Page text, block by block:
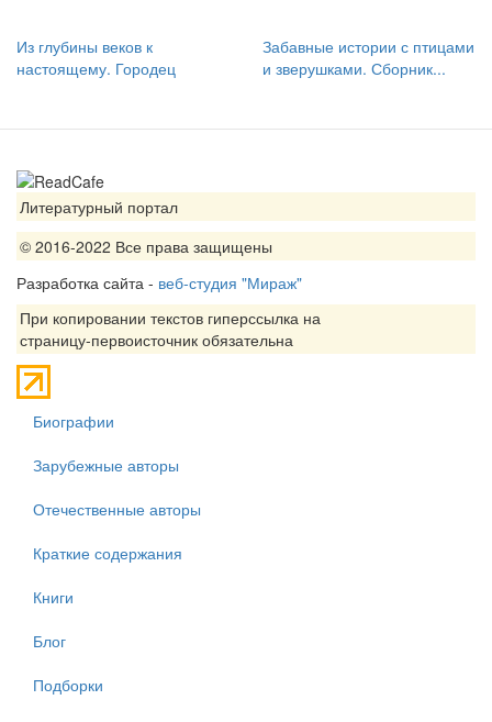
Из глубины веков к
настоящему. Городец
Забавные истории с птицами
и зверушками. Сборник...
Литературный портал
© 2016-2022 Все права защищены
Разработка сайта - веб-студия "Мираж"
При копировании текстов гиперссылка на
страницу-первоисточник обязательна
Биографии
Зарубежные авторы
Отечественные авторы
Краткие содержания
Книги
Блог
Подборки